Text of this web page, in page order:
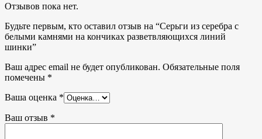
Отзывов пока нет.
Будьте первым, кто оставил отзыв на “Серьги из серебра с
белыми камнями на кончиках разветвляющихся линий
шинки”
Ваш адрес email не будет опубликован. Обязательные поля
помечены *
Ваша оценка *
Ваш отзыв *